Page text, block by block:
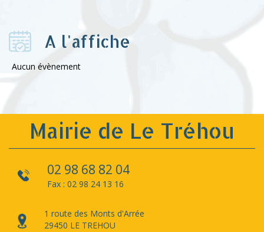
A l'affiche
Aucun évènement
Mairie de Le Tréhou
02 98 68 82 04
Fax : 02 98 24 13 16
1 route des Monts d'Arrée
29450 LE TREHOU